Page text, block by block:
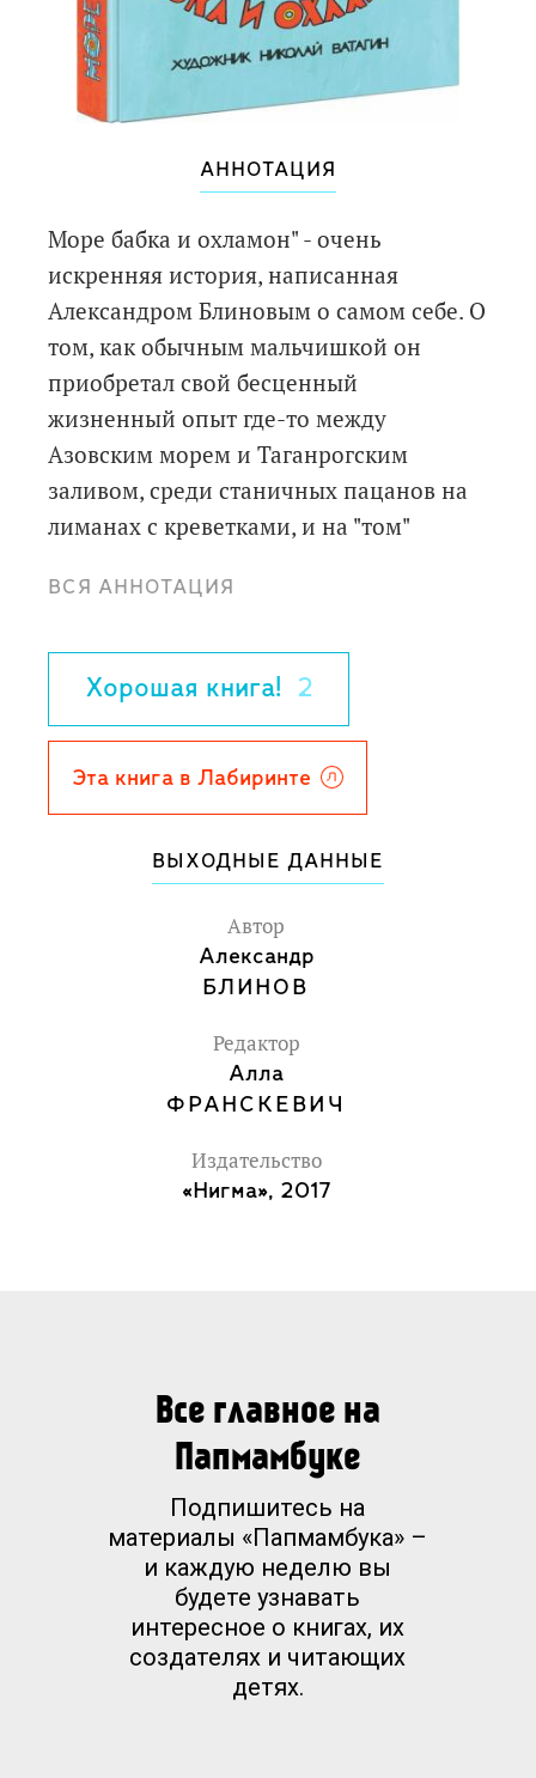
АННОТАЦИЯ
Море бабка и охламон" - очень
искренняя история, написанная
Александром Блиновым о самом себе. О
том, как обычным мальчишкой он
приобретал свой бесценный
жизненный опыт где-то между
Азовским морем и Таганрогским
заливом, среди станичных пацанов на
лиманах с креветками, и на "том"
"утопнешь", и где кино под открытым
смотреть с обратной стороны экрана, и
где солёное мороженое и бледные
девочки-курортницы, которых можно
легко усадить на багажник велосипеда
"...и мчать куда угодно: хоть на море,
хоть на лиманы, а хоть и в рай..."
ВСЯ АННОТАЦИЯ
Хорошая книга! 2
Эта книга в Лабиринте
ВЫХОДНЫЕ ДАННЫЕ
Автор
Александр
БЛИНОВ
Редактор
Алла
ФРАНСКЕВИЧ
Издательство
«Нигма», 2017
Все главное на
Папмамбуке
Подпишитесь на
материалы «Папмамбука» –
и каждую неделю вы
будете узнавать
интересное о книгах, их
создателях и читающих
детях.